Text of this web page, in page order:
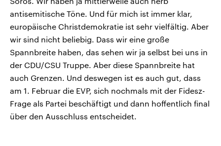
antisemitische Töne. Und für mich ist immer klar,
europäische Christdemokratie ist sehr vielfältig. Aber
wir sind nicht beliebig. Dass wir eine große
Spannbreite haben, das sehen wir ja selbst bei uns in
der CDU/CSU Truppe. Aber diese Spannbreite hat
auch Grenzen. Und deswegen ist es auch gut, dass
am 1. Februar die EVP, sich nochmals mit der Fidesz-
Frage als Partei beschäftigt und dann hoffentlich final
über den Ausschluss entscheidet.